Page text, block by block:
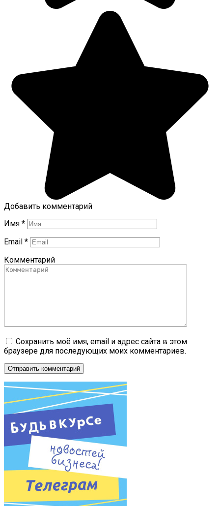
Добавить комментарий
Имя *
Email *
Комментарий
Сохранить моё имя, email и адрес сайта в этом
браузере для последующих моих комментариев.